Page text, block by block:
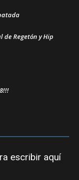
de Regetón y Hip
escribir aquí